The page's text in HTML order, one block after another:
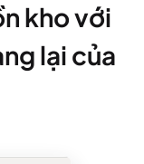
kho với
lại của